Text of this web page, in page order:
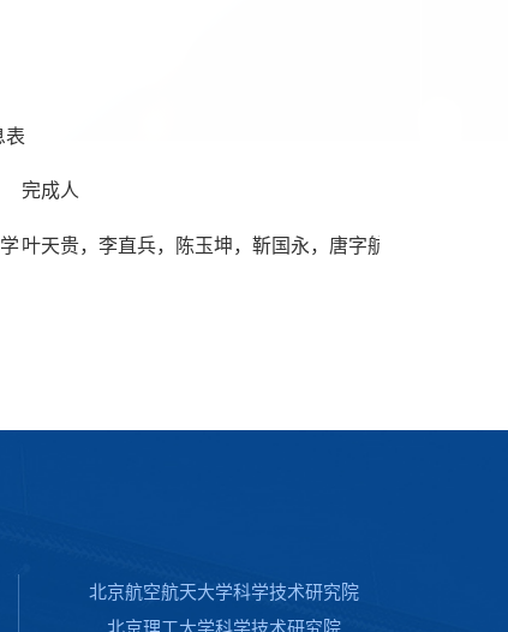
表
完成人
叶天贵，李直兵，陈玉坤，靳国永，唐字航，王雪仁
北京航空航天大学科学技术研究院